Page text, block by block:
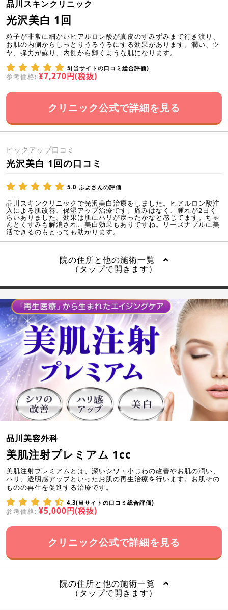
品川スキンクリニック
光沢美白 1回
粒子が非常に細かいヒアルロン酸が真皮のすみずみまで行き渡り、
お肌の内側からしっとりうるうるにする効果があります。潤い、ツ
ヤ、弾力が蘇り、内側から輝くような肌になります。
5(当サイトの口コミ総合評価)
参考価格: ¥7,270円(税抜)
クリニック公式で詳細を見る
ピックアップ口コミ
光沢美白 1回の口コミ
5.0 ぷよさんの評価
品川スキンクリニックで光沢美白治療をしました。ヒアルロン酸注
入による肌改善、保湿アップ治療です。痛みはなく、腫れが2日く
らいありました。効果は肌にハリが戻ったかなと感じてます。ちゃ
んとくすみも解消され、美白効果もありですね。リーズナブルに美
活できるのもとっても助かります。
院の住所と他の施術一覧
（タップで開きます）
品川美容外科
美肌注射プレミアム 1cc
美肌注射プレミアムとは、深いシワ・小じわの改善やお肌の潤い、
ハリ、透明感アップといったお肌の再生治療を行います。お肌その
ものの再生を促進する治療です。
4.3(当サイトの口コミ総合評価)
参考価格: ¥5,000円(税抜)
クリニック公式で詳細を見る
院の住所と他の施術一覧
（タップで開きます）